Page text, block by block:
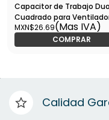
Capacitor de Trabajo
Cuadrado para
Cables 5+5UF, 250V -
CTRVC25V5+5
MXN$26.69(Mas IVA)
COMPRAR
Calidad